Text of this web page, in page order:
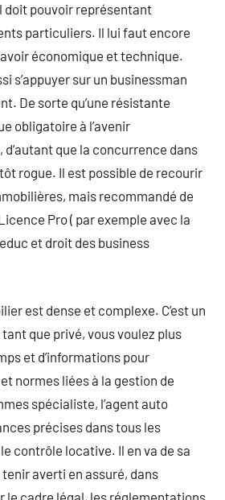
doit pouvoir représentant
particuliers. Il lui faut encore
économique et technique.
s’appuyer sur un businessman
De sorte qu’une résistante
obligatoire à l’avenir
que la concurrence dans
rogue. Il est possible de recourir
mais recommandé de
Pro ( par exemple avec la
et droit des business
est dense et complexe. C’est un
que privé, vous voulez plus
et d’informations pour
normes liées à la gestion de
spécialiste, l’agent auto
précises dans tous les
contrôle locative. Il en va de sa
averti en assuré, dans
le cadre légal, les réglementations